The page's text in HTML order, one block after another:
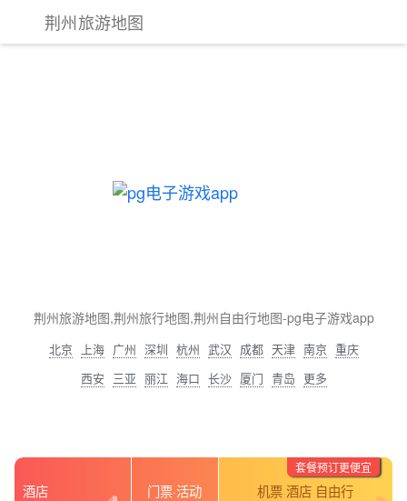
荆州旅游地图
荆州旅游地图,荆州旅行地图,荆州自由行地图-pg电子游戏app
北京 上海 广州 深圳 杭州 武汉 成都 天津 南京 重庆
西安 三亚 丽江 海口 长沙 厦门 青岛 更多
酒店 门票·活动 机票 酒店 自由行
套餐预订更便宜